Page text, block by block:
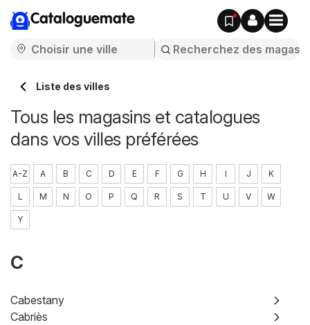
Cataloguemate
Liste des villes
Tous les magasins et catalogues
dans vos villes préférées
A-Z A B C D E F G H I J K
L M N O P Q R S T U V W
Y
C
Cabestany
Cabriès